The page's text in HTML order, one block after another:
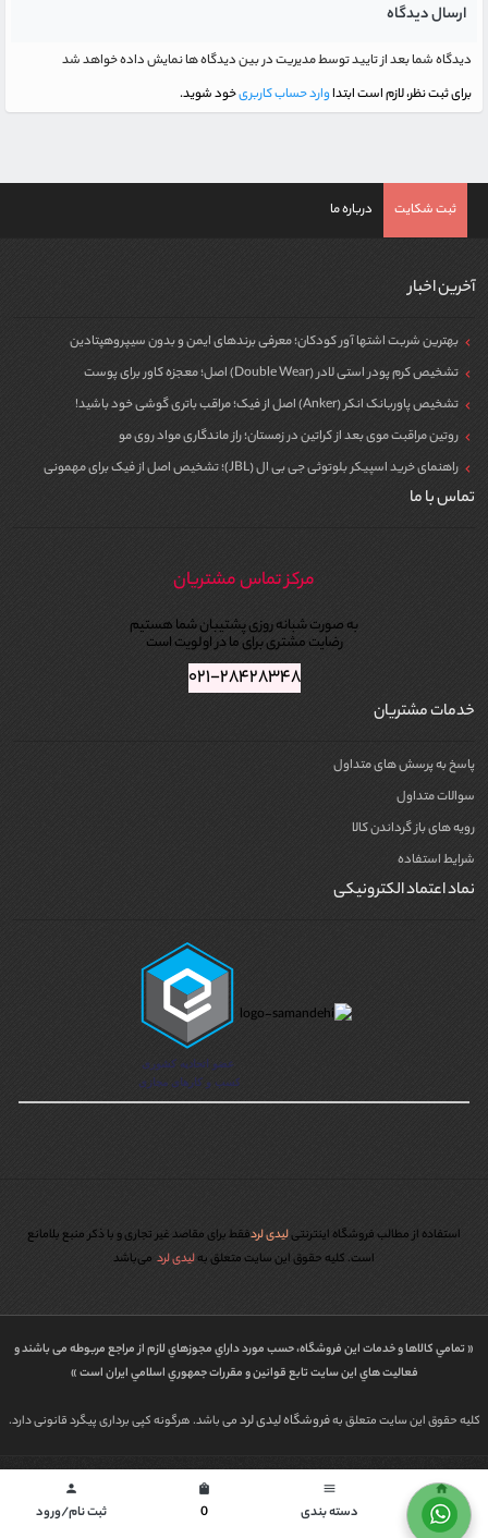
ارسال دیدگاه
دیدگاه شما بعد از تایید توسط مدیریت در بین دیدگاه ها نمایش داده خواهد شد
برای ثبت نظر، لازم است ابتداوارد حساب کاربریخود شوید.
ثبت شکایت درباره ما
آخرین اخبار
بهترین شربت اشتها آور کودکان؛ معرفی برندهای ایمن و بدون سیپروهپتادین
تشخیص کرم پودر استی لادر (Double Wear) اصل؛ معجزه کاور برای پوست
تشخیص پاوربانک انکر (Anker) اصل از فیک؛ مراقب باتری گوشی خود باشید!
روتین مراقبت موی بعد از کراتین در زمستان؛ راز ماندگاری مواد روی مو
راهنمای خرید اسپیکر بلوتوثی جی بی ال (JBL)؛ تشخیص اصل از فیک برای مهمونی
تماس با ما
مرکز تماس مشتریان
به صورت شبانه روزی پشتیبان شما هستیم
رضایت مشتری برای ما در اولویت است
۰۲۱-۲۸۴۲۸۳۴۸
خدمات مشتریان
پاسخ به پرسش های متداول
سوالات متداول
رویه های باز گرداندن کالا
شرایط استفاده
نماد اعتماد الکترونیکی
استفاده از مطالب فروشگاه اینترنتیلیدی لردفقط برای مقاصد غیر تجاری و با ذکر منبع بلامانع
است. کليه حقوق اين سايت متعلق بهلیدی لرد می‌باشد
« تمامي كالاها و خدمات اين فروشگاه، حسب مورد داراي مجوزهاي لازم از مراجع مربوطه می باشند و
فعاليت هاي اين سايت تابع قوانين و مقررات جمهوري اسلامي ايران است »
کلیه حقوق این سایت متعلق بهفروشگاه لیدی لردمی باشد. هرگونه کپی برداری پیگرد قانونی دارد.
طراحی شده توسط | پاورگرافhome
خانه
menu
دسته بندی
shopping_bag
0
person
ثبت نام/ورود